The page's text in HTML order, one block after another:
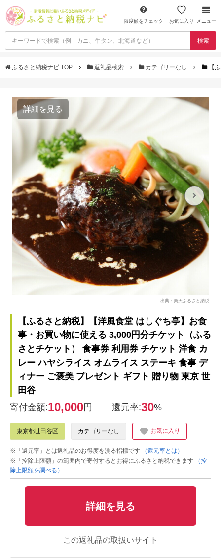
限度額をチェック お気に入り メニュー
検索
ふるさと納税ナビ TOP 返礼品検索 カテゴリーなし 【
詳細を見る
出典：楽天ふるさと納税
【ふるさと納税】【洋風食堂 はしぐち亭】お食
事・お買い物に使える 3,000円分チケット（ふる
さとチケット） 食事券 利用券 チケット 洋食 カ
レー ハヤシライス オムライス ステーキ 食事 デ
ィナー ご褒美 プレゼント ギフト 贈り物 東京 世
田谷
寄付金額:10,000円 還元率:30%
東京都世田谷区 カテゴリーなし お気に入り
※「還元率」とは返礼品のお得度を測る指標です
（還元率とは）
※「控除上限額」の範囲内で寄付するとお得にふるさと納税できます
（控
除上限額を調べる）
詳細を見る
この返礼品の取扱いサイト